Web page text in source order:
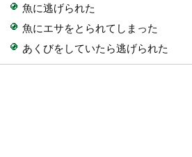
魚に逃げられた
魚にエサをとられてしまった
あくびをしていたら逃げられた